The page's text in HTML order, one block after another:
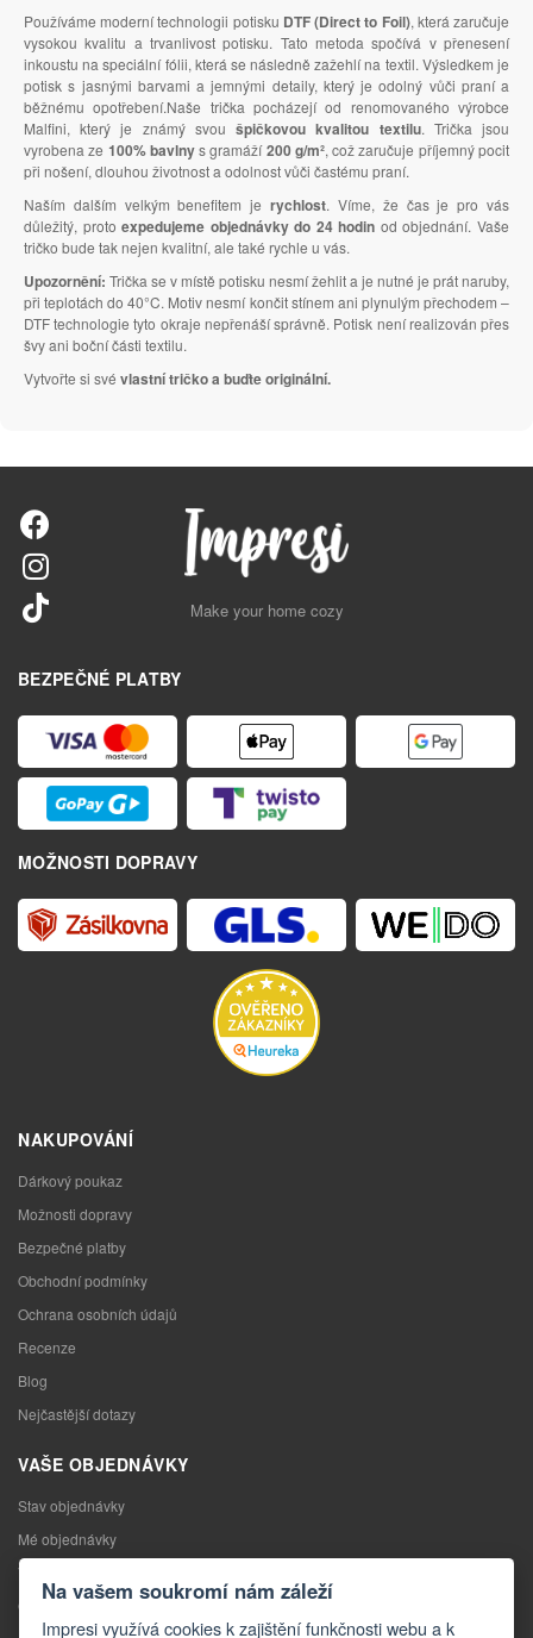
Používáme moderní technologii potisku DTF (Direct to Foil), která zaručuje
vysokou kvalitu a trvanlivost potisku. Tato metoda spočívá v přenesení
inkoustu na speciální fólii, která se následně zažehlí na textil. Výsledkem je
potisk s jasnými barvami a jemnými detaily, který je odolný vůči praní a
běžnému opotřebení.Naše trička pocházejí od renomovaného výrobce
Malfini, který je známý svoušpičkovou kvalitou textilu. Trička jsou
vyrobena ze 100% bavlnys gramáží200 g/m², což zaručuje příjemný pocit
při nošení, dlouhou životnost a odolnost vůči častému praní.
Naším dalším velkým benefitem jerychlost. Víme, že čas je pro vás
důležitý, protoexpedujeme objednávky do 24 hodin od objednání. Vaše
tričko bude tak nejen kvalitní, ale také rychle u vás.
Upozornění: Trička se v místě potisku nesmí žehlit a je nutné je prát naruby,
při teplotách do 40°C. Motiv nesmí končit stínem ani plynulým přechodem –
DTF technologie tyto okraje nepřenáší správně. Potisk není realizován přes
švy ani boční části textilu.
Vytvořte si své vlastní tričko a buďte originální.
Make your home cozy
BEZPEČNÉ PLATBY
MOŽNOSTI DOPRAVY
NAKUPOVÁNÍ
Dárkový poukaz
Možnosti dopravy
Bezpečné platby
Obchodní podmínky
Ochrana osobních údajů
Recenze
Blog
Nejčastější dotazy
VAŠE OBJEDNÁVKY
Stav objednávky
Mé objednávky
Výměna zboží
Odstoupení od kupní smlouvy
Na vašem soukromí nám záleží
Impresi využívá cookies k zajištění funkčnosti webu a k